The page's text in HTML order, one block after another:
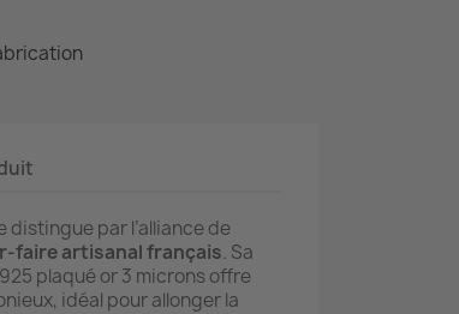
distingue par l’alliance de
faire artisanal français. Sa
plaqué or 3 microns offre
idéal pour allonger la